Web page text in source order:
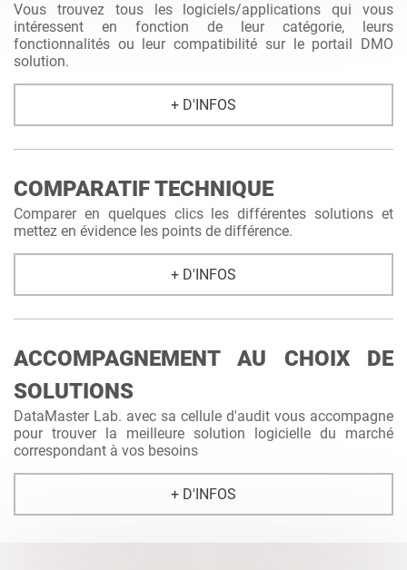
Vous trouvez tous les logiciels/applications qui vous
intéressent en fonction de leur catégorie, leurs
fonctionnalités ou leur compatibilité sur le portail DMO
solution.
+ D'INFOS
COMPARATIF TECHNIQUE
Comparer en quelques clics les différentes solutions et
mettez en évidence les points de différence.
+ D'INFOS
ACCOMPAGNEMENT AU CHOIX DE
SOLUTIONS
DataMaster Lab. avec sa cellule d'audit vous accompagne
pour trouver la meilleure solution logicielle du marché
correspondant à vos besoins
+ D'INFOS